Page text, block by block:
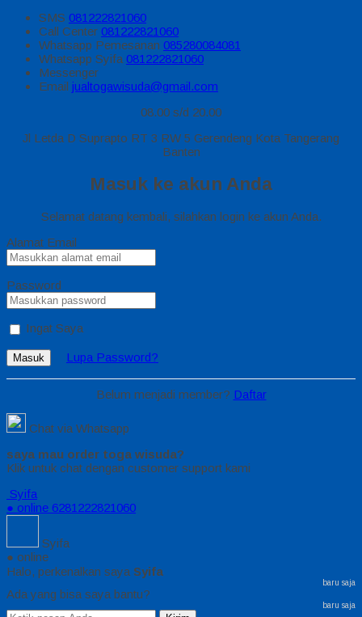
SMS 081222821060
Call Center 081222821060
Whatsapp Pemesanan 085280084081
Whatsapp Syifa 081222821060
Messenger
Email jualtogawisuda@gmail.com
08.00 s/d 20.00
Jl Letda D Suprapto RT 3 RW 5 Gerendeng Kota Tangerang
Banten
Masuk ke akun Anda
Selamat datang kembali, silahkan login ke akun Anda.
Alamat Email
Password
Ingat Saya
Masuk Lupa Password?
Belum menjadi member? Daftar
Chat via Whatsapp
saya mau order toga wisuda?
Klik untuk chat dengan customer support kami
Syifa
● online 6281222821060
Syifa
● online
Halo, perkenalkan saya Syifa
baru saja
Ada yang bisa saya bantu?
baru saja